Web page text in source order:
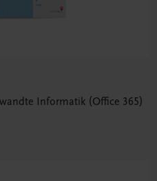
Informatik (Office 365)